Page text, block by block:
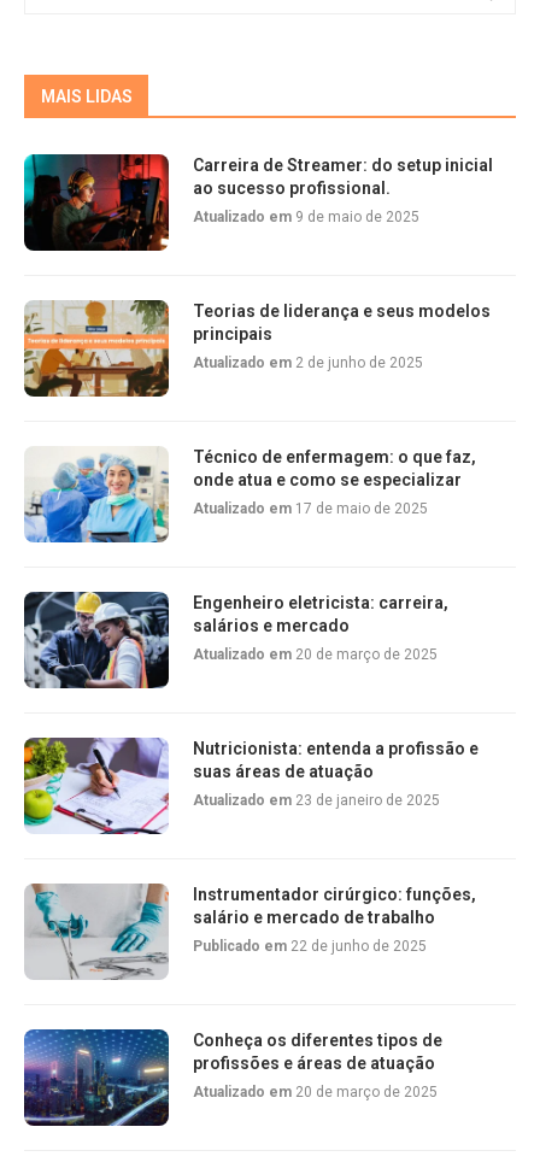
MAIS LIDAS
Carreira de Streamer: do setup inicial
ao sucesso profissional.
Atualizado em 9 de maio de 2025
Teorias de liderança e seus modelos
principais
Atualizado em 2 de junho de 2025
Técnico de enfermagem: o que faz,
onde atua e como se especializar
Atualizado em 17 de maio de 2025
Engenheiro eletricista: carreira,
salários e mercado
Atualizado em 20 de março de 2025
Nutricionista: entenda a profissão e
suas áreas de atuação
Atualizado em 23 de janeiro de 2025
Instrumentador cirúrgico: funções,
salário e mercado de trabalho
Publicado em 22 de junho de 2025
Conheça os diferentes tipos de
profissões e áreas de atuação
Atualizado em 20 de março de 2025